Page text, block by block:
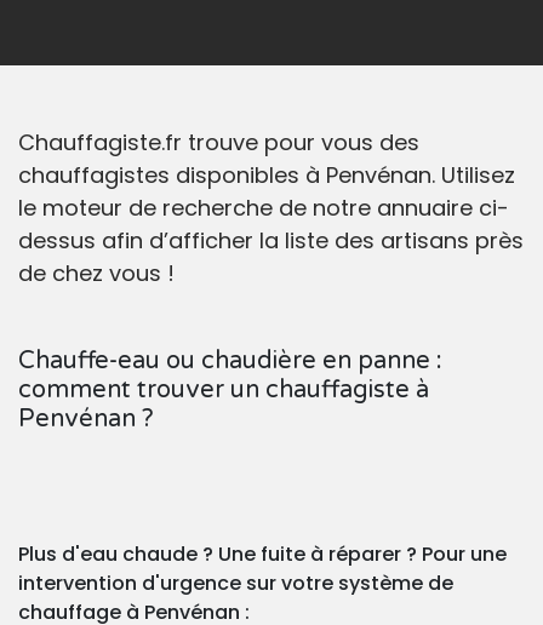
Chauffagiste.fr trouve pour vous des
chauffagistes disponibles à Penvénan. Utilisez
le moteur de recherche de notre annuaire ci-
dessus afin d’afficher la liste des artisans près
de chez vous !
Chauffe-eau ou chaudière en panne :
comment trouver un chauffagiste à
Penvénan ?
Plus d'eau chaude ? Une fuite à réparer ? Pour une
intervention d'urgence sur votre système de
chauffage à Penvénan :